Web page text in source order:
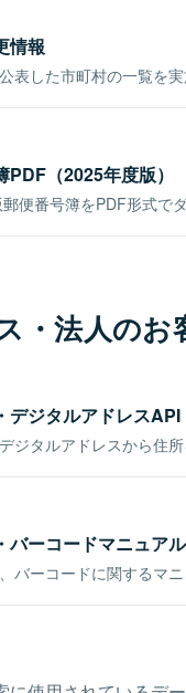
情報
表した市町村の一覧を
PDF（2025年度版）
便番号簿をPDF形式で
・法人のお
デジタルアドレスAPI
ジタルアドレスから住
バーコードマニュアル
バーコードに関するマニ